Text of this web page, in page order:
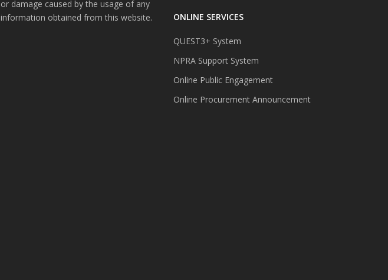
or damage caused by the usage of any
information obtained from this website.
ONLINE SERVICES
QUEST3+ System
NPRA Support System
Online Public Engagement
Online Procurement Announcement